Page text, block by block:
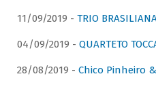
11/09/2019 - TRIO
04/09/2019 - QUARTETO
28/08/2019 - Chico Pinheiro